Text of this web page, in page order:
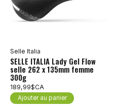
Selle Italia
SELLE ITALIA Lady Gel Flow
selle 262 x 135mm femme
300g
189,99$CA
Ajouter au panier